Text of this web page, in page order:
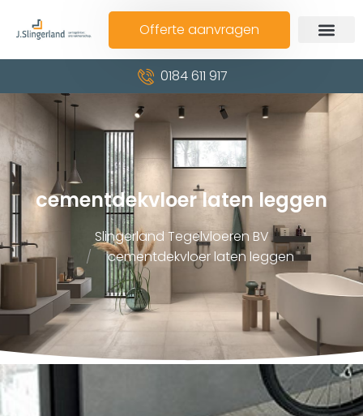
Offerte aanvragen
0184 611 917
cementdekvloer laten leggen
Slingerland Tegelvloeren BV
cementdekvloer laten leggen